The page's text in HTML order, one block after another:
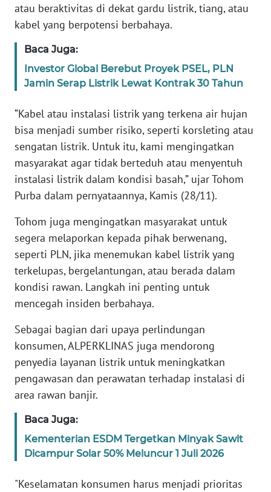
atau beraktivitas di dekat gardu listrik, tiang, atau
kabel yang berpotensi berbahaya.
Baca Juga:
Investor Global Berebut Proyek PSEL, PLN
Jamin Serap Listrik Lewat Kontrak 30 Tahun
“Kabel atau instalasi listrik yang terkena air hujan
bisa menjadi sumber risiko, seperti korsleting atau
sengatan listrik. Untuk itu, kami mengingatkan
masyarakat agar tidak berteduh atau menyentuh
instalasi listrik dalam kondisi basah,” ujar Tohom
Purba dalam pernyataannya, Kamis (28/11).
Tohom juga mengingatkan masyarakat untuk
segera melaporkan kepada pihak berwenang,
seperti PLN, jika menemukan kabel listrik yang
terkelupas, bergelantungan, atau berada dalam
kondisi rawan. Langkah ini penting untuk
mencegah insiden berbahaya.
Sebagai bagian dari upaya perlindungan
konsumen, ALPERKLINAS juga mendorong
penyedia layanan listrik untuk meningkatkan
pengawasan dan perawatan terhadap instalasi di
area rawan banjir.
Baca Juga:
Kementerian ESDM Tergetkan Minyak Sawit
Dicampur Solar 50% Meluncur 1 Juli 2026
"Keselamatan konsumen harus menjadi prioritas
Wahana
News
Regional
WN
WN
JAKARTA
WN
WN
WN
NTT
WN
KEPRI
PAPUA
WN
PAPUA
BARAT
WN